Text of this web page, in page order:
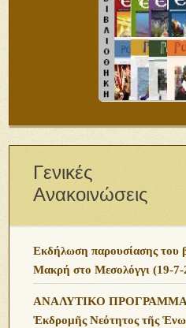
Γενικές
Ανακοινώσεις
Εκδήλωση παρουσίασης του
Μακρή στο Μεσολόγγι (19-7-
ΑΝΑΛΥΤΙΚΟ ΠΡΟΓΡΑΜΜΑ
Ἐκδρομῆς Νεότητος τῆς